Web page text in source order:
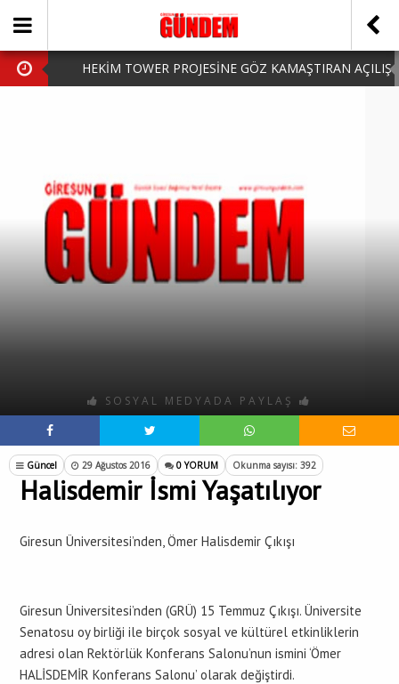
HEKİM TOWER PROJESİNE GÖZ KAMAŞTIRAN AÇILIŞ
HARUN CİCİ: VİDEOYU GÖRÜNCE GÖZLERİM DOLDU
SOSYAL MEDYADA PAYLAŞ
Güncel 29 Ağustos 2016 0 YORUM Okunma sayısı: 392
Halisdemir İsmi Yaşatılıyor
Giresun Üniversitesi’nden, Ömer Halisdemir Çıkışı
Giresun Üniversitesi’nden (GRÜ) 15 Temmuz Çıkışı. Üniversite
Senatosu oy birliği ile birçok sosyal ve kültürel etkinliklerin
adresi olan Rektörlük Konferans Salonu’nun ismini ‘Ömer
HALİSDEMİR Konferans Salonu’ olarak değiştirdi.